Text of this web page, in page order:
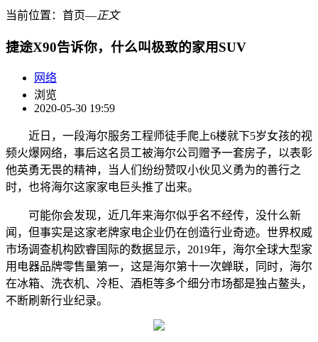
当前位置： 首页―正文
捷途X90告诉你，什么叫极致的家用SUV
网络
浏览
2020-05-30 19:59
近日，一段海尔服务工程师徒手爬上6楼就下5岁女孩的视
频火爆网络，事后这名员工被海尔公司赠予一套房子，以表彰
他英勇无畏的精神，当人们纷纷赞叹小伙见义勇为的善行之
时，也将海尔这家家电巨头推了出来。
可能你会发现，近几年来海尔似乎名不经传，没什么新
闻，但事实是这家老牌家电企业仍在创造行业奇迹。世界权威
市场调查机构欧睿国际的数据显示，2019年，海尔全球大型家
用电器品牌零售量第一，这是海尔第十一次蝉联，同时，海尔
在冰箱、洗衣机、冷柜、酒柜等多个细分市场都是独占鳌头，
不断刷新行业纪录。